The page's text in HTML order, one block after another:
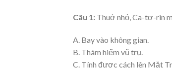
Câu 1: Thuở nhỏ, Ca-tơ-rin
A. Bay vào không gian.
B. Thám hiểm vũ trụ.
C. Tính được cách lên Mặt